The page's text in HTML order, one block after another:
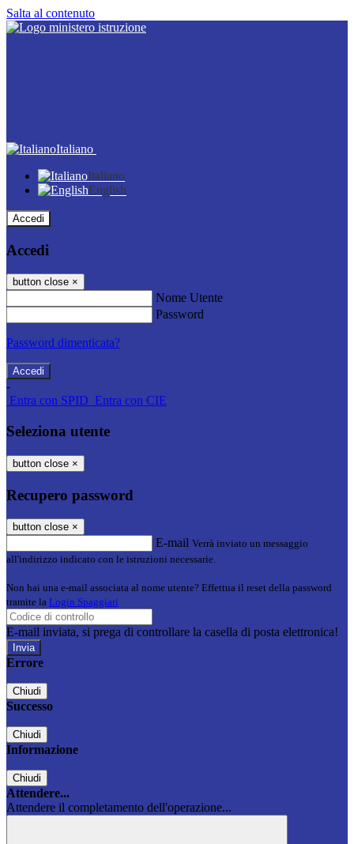
Salta al contenuto
Italiano
Italiano
English
Accedi
Accedi
button close ×
Nome Utente
Password
Password dimenticata?
-
Entra con SPID Entra con CIE
Seleziona utente
button close ×
Recupero password
button close ×
E-mail Verrà inviato un messaggio
all'indirizzo indicato con le istruzioni necessarie.
Non hai una e-mail associata al nome utente? Effettua il reset della password
tramite la Login Spaggiari
E-mail inviata, si prega di controllare la casella di posta elettronica!
Errore
Chiudi
Successo
Chiudi
Informazione
Chiudi
Attendere...
Attendere il completamento dell'operazione...